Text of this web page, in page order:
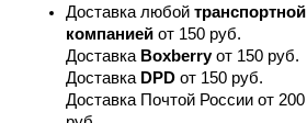
Доставка любой транспортной
компанией от 150 руб.
Доставка Boxberry от 150 руб.
Доставка DPD от 150 руб.
Доставка Почтой России от 200